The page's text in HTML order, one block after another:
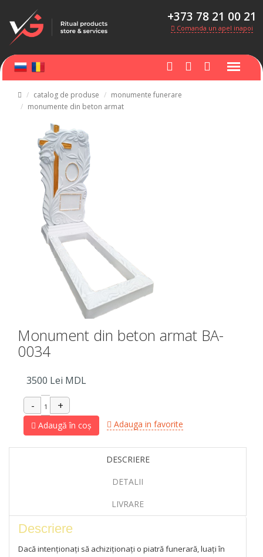
+373 78 21 00 21
Comanda un apel inapoi
catalog de produse
monumente funerare
monumente din beton armat
Monument din beton armat BA-
0034
3500 Lei MDL
Adaugă în coș Adauga in favorite
DESCRIERE
DETALII
LIVRARE
Descriere
Dacă intenționați să achiziționați o piatră funerară, luați în